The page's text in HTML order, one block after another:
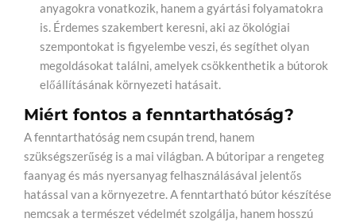
anyagokra vonatkozik, hanem a gyártási folyamatokra
is. Érdemes szakembert keresni, aki az ökológiai
szempontokat is figyelembe veszi, és segíthet olyan
megoldásokat találni, amelyek csökkenthetik a bútorok
előállításának környezeti hatásait.
Miért fontos a fenntarthatóság?
A fenntarthatóság nem csupán trend, hanem
szükségszerűség is a mai világban. A bútoripar a rengeteg
faanyag és más nyersanyag felhasználásával jelentős
hatással van a környezetre. A fenntartható bútor készítése
nemcsak a természet védelmét szolgálja, hanem hosszú